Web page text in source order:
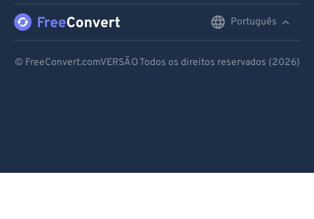
Português
© FreeConvert.comVERSÃO Todos os direitos reservados (2026)